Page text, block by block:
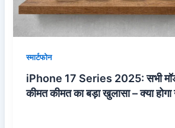
स्मार्टफोन
iPhone 17 Series 2025: सभी
कीमत कीमत का बड़ा खुलासा – क्या होगा
और
कीमत
कीमत
खुलासा
–